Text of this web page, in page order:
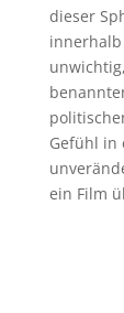
dieser
innerhalb
Gefühl in
ein Film